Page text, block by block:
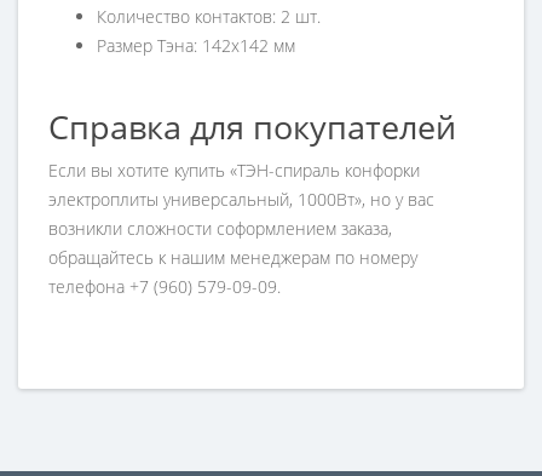
Количество контактов: 2 шт.
Размер Тэна: 142х142 мм
Справка для покупателей
Если вы хотите купить «ТЭН-спираль конфорки
электроплиты универсальный, 1000Вт», но у вас
возникли сложности соформлением заказа,
обращайтесь к нашим менеджерам по номеру
телефона +7 (960) 579-09-09.